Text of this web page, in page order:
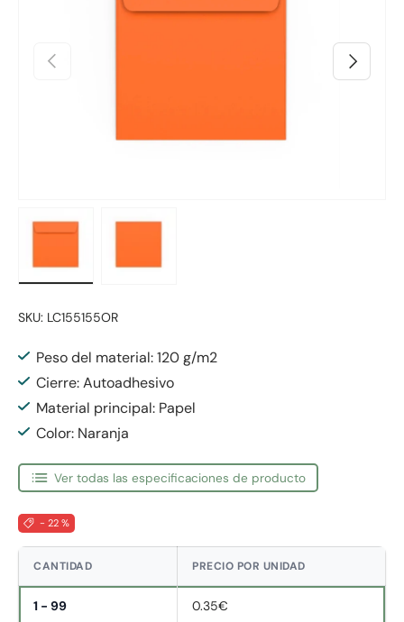
Anterior Siguiente
SKU: LC155155OR
Peso del material: 120 g/m2
Cierre: Autoadhesivo
Material principal: Papel
Color: Naranja
Ver todas las especificaciones de producto
- 22 %
CANTIDAD PRECIO POR UNIDAD
1 - 99 0.35€